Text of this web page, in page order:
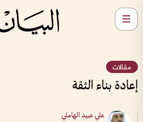
مقالات
إعادة بناء الثقة
علي عبيد الهاملي